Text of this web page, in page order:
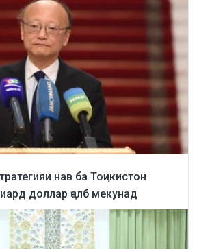
нав ба Тоҷикистон
доллар ҷалб мекунад